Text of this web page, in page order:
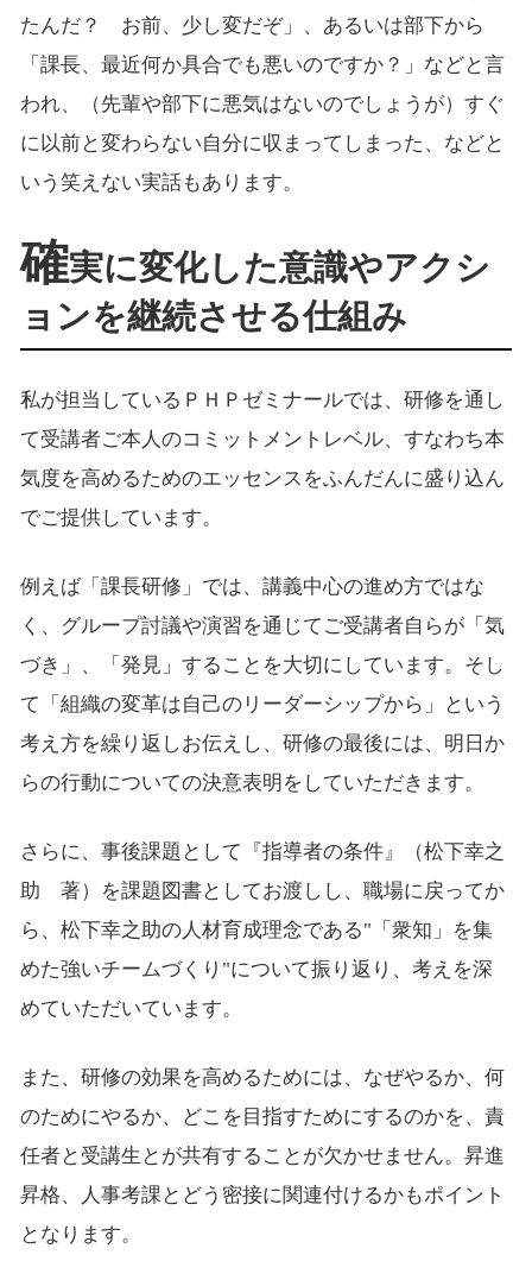
たんだ？ お前、少し変だぞ」、あるいは部下から
「課長、最近何か具合でも悪いのですか？」などと言
われ、（先輩や部下に悪気はないのでしょうが）すぐ
に以前と変わらない自分に収まってしまった、などと
いう笑えない実話もあります。
確実に変化した意識やアクシ
ョンを継続させる仕組み
私が担当しているＰＨＰゼミナールでは、研修を通し
て受講者ご本人のコミットメントレベル、すなわち本
気度を高めるためのエッセンスをふんだんに盛り込ん
でご提供しています。
例えば「課長研修」では、講義中心の進め方ではな
く、グループ討議や演習を通じてご受講者自らが「気
づき」、「発見」することを大切にしています。そし
て「組織の変革は自己のリーダーシップから」という
考え方を繰り返しお伝えし、研修の最後には、明日か
らの行動についての決意表明をしていただきます。
さらに、事後課題として『指導者の条件』（松下幸之
助 著）を課題図書としてお渡しし、職場に戻ってか
ら、松下幸之助の人材育成理念である"「衆知」を集
めた強いチームづくり"について振り返り、考えを深
めていただいています。
また、研修の効果を高めるためには、なぜやるか、何
のためにやるか、どこを目指すためにするのかを、責
任者と受講生とが共有することが欠かせません。昇進
昇格、人事考課とどう密接に関連付けるかもポイント
となります。